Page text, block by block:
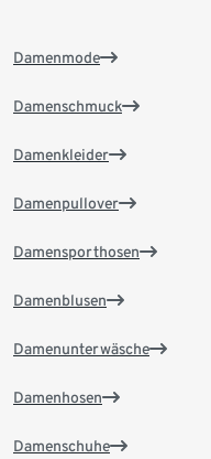
Damenmode
Damenschmuck
Damenkleider
Damenpullover
Damensporthosen
Damenblusen
Damenunterwäsche
Damenhosen
Damenschuhe